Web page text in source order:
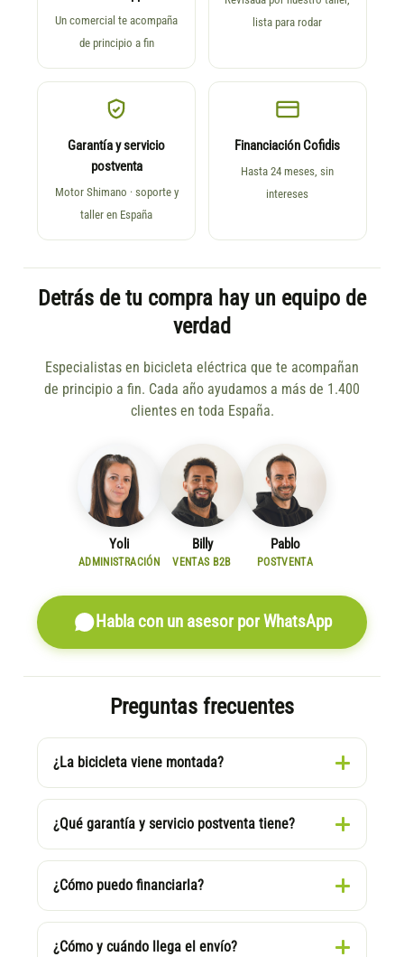
Un comercial te acompaña
de principio a fin
lista para rodar
Garantía y servicio
postventa
Motor Shimano · soporte y
taller en España
Financiación Cofidis
Hasta 24 meses, sin
intereses
Detrás de tu compra hay un equipo de
verdad
Especialistas en bicicleta eléctrica que te acompañan
de principio a fin. Cada año ayudamos a más de 1.400
clientes en toda España.
Yoli
ADMINISTRACIÓN
Billy
VENTAS B2B
Pablo
POSTVENTA
Habla con un asesor por WhatsApp
Preguntas frecuentes
¿La bicicleta viene montada?
¿Qué garantía y servicio postventa tiene?
¿Cómo puedo financiarla?
¿Cómo y cuándo llega el envío?